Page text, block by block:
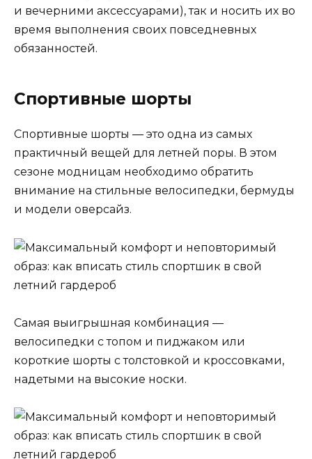
и вечерними аксессуарами), так и носить их во
время выполнения своих повседневных
обязанностей.
Спортивные шорты
Спортивные шорты — это одна из самых
практичный вещей для летней поры. В этом
сезоне модницам необходимо обратить
внимание на стильные велосипедки, бермуды
и модели оверсайз.
Самая выигрышная комбинация —
велосипедки с топом и пиджаком или
короткие шорты с толстовкой и кроссовками,
надетыми на высокие носки.